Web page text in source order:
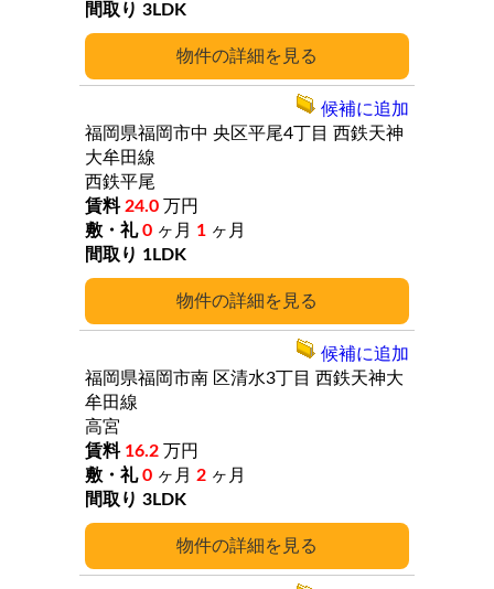
詳細
3LDK
詳細
福岡県福岡市中 央区平尾4丁目 西鉄天神
大牟田線
西鉄平尾
24.0 万円
0 ヶ月 1 ヶ月
1LDK
候補に追加
詳細
福岡県福岡市南 区清水3丁目 西鉄天神大
牟田線
高宮
16.2 万円
0 ヶ月 2 ヶ月
3LDK
候補に追加